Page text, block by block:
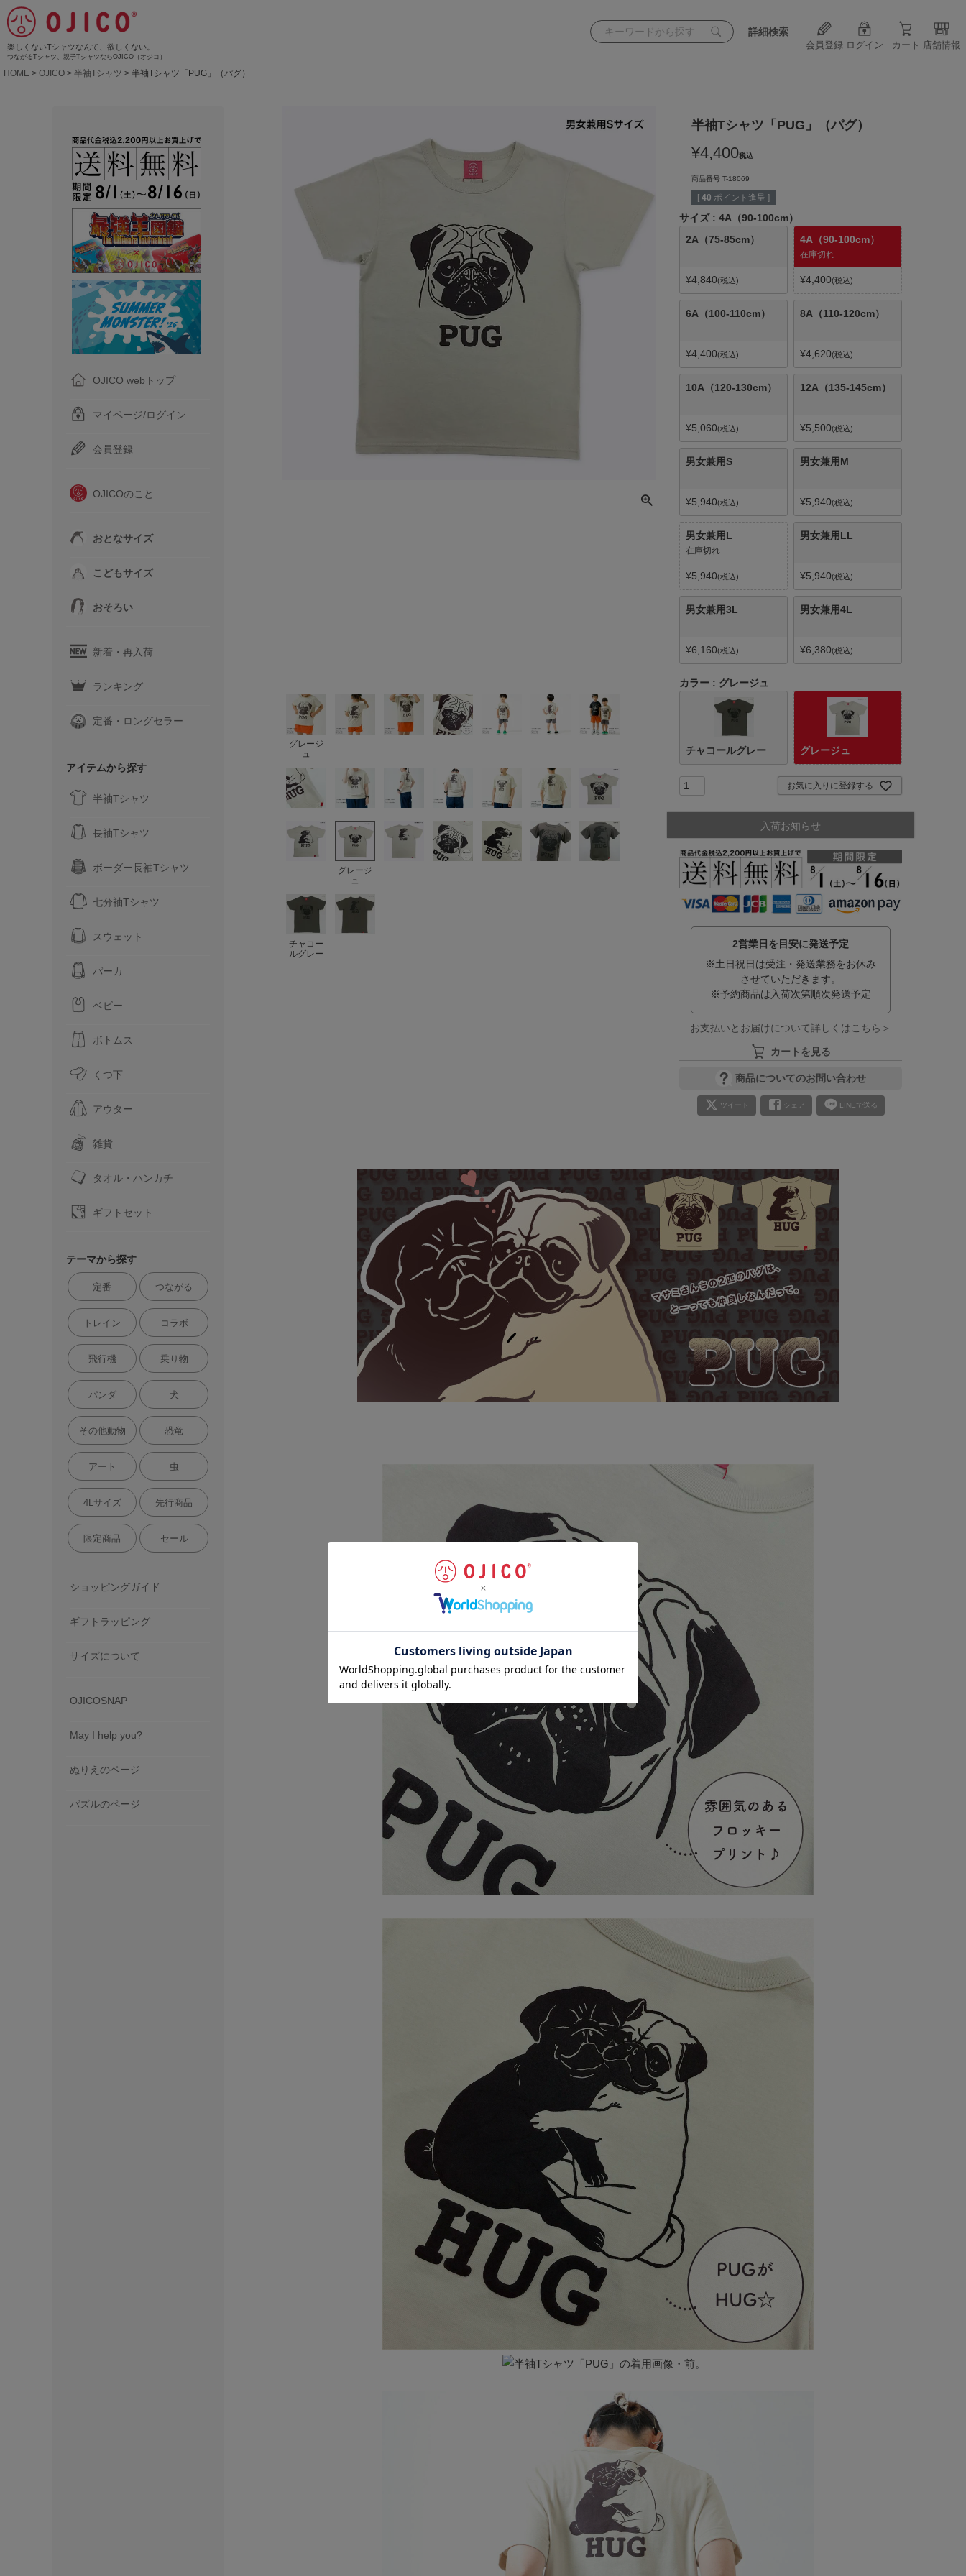
楽しくないTシャツなんて、欲しくない。
つながるTシャツ、親子TシャツならOJICO（オジコ）
詳細検索
会員登録 ログイン カート 店舗情報
HOME OJICO 半袖Tシャツ 半袖Tシャツ「PUG」（パグ）
OJICO webトップ
マイページ/ログイン
会員登録
OJICOのこと
おとなサイズ
こどもサイズ
おそろい
新着・再入荷
ランキング
定番・ロングセラー
アイテムから探す
半袖Tシャツ
長袖Tシャツ
ボーダー長袖Tシャツ
七分袖Tシャツ
スウェット
パーカ
ベビー
ボトムス
くつ下
アウター
雑貨
タオル・ハンカチ
ギフトセット
テーマから探す
定番 つながる
トレイン コラボ
飛行機 乗り物
パンダ 犬
その他動物 恐竜
アート 虫
4Lサイズ 先行商品
限定商品 セール
ショッピングガイド
ギフトラッピング
サイズについて
OJICOSNAP
May I help you?
ぬりえのページ
パズルのページ
グレージ
ュ
グレージ
ュ
チャコー
ルグレー
半袖Tシャツ「PUG」（パグ）
¥4,400税込
商品番号 T-18069
[ 40 ポイント進呈 ]
サイズ
4A（90-100cm）
2A（75-85cm）
¥4,840 税込
4A（90-100cm）
在庫切れ
¥4,400 税込
6A（100-110cm）
¥4,400 税込
8A（110-120cm）
¥4,620 税込
10A（120-130cm）
¥5,060 税込
12A（135-145cm）
¥5,500 税込
男女兼用S
¥5,940 税込
男女兼用M
¥5,940 税込
男女兼用L
在庫切れ
¥5,940 税込
男女兼用LL
¥5,940 税込
男女兼用3L
¥6,160 税込
男女兼用4L
¥6,380 税込
カラー グレージュ
チャコールグレー グレージュ
お気に入りに登録する
入荷お知らせ
2営業日を目安に発送予定
※土日祝日は受注・発送業務をお休み
させていただきます。
※予約商品は入荷次第順次発送予定
お支払いとお届けについて詳しくはこちら＞
カートを見る
商品についてのお問い合わせ
ツイート シェア LINEで送る